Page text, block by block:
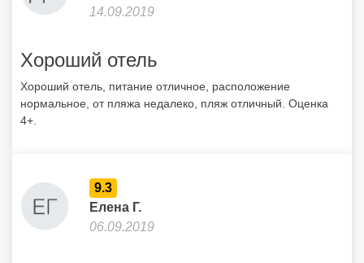
14.09.2019
Хороший отель
Хороший отель, питание отличное, расположение
нормальное, от пляжа недалеко, пляж отличный. Оценка
4+.
9.3
Елена Г.
06.09.2019